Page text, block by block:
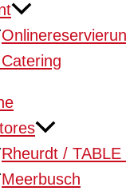
Rheurdt /
Meerbusch